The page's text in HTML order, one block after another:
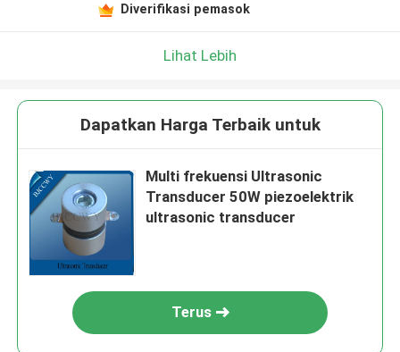
Diverifikasi pemasok
Lihat Lebih
Dapatkan Harga Terbaik untuk
Multi frekuensi Ultrasonic
Transducer 50W piezoelektrik
ultrasonic transducer
Terus